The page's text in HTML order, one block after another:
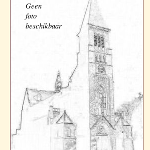
Geen
foto
beschikbaar